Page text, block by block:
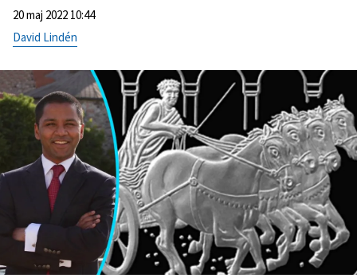
20 maj 2022 10:44
David Lindén